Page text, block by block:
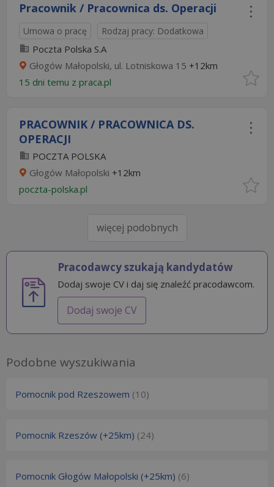
Pracownik / Pracownica ds. Operacji
Umowa o pracę Rodzaj pracy: Dodatkowa
Poczta Polska S.A
Głogów Małopolski, ul. Lotniskowa 15 +12km
15 dni temu z praca.pl
PRACOWNIK / PRACOWNICA DS.
OPERACJI
POCZTA POLSKA
Głogów Małopolski +12km
poczta-polska.pl
więcej podobnych
Pracodawcy szukają kandydatów
Dodaj swoje CV i daj się znaleźć pracodawcom.
Dodaj swoje CV
Podobne wyszukiwania
Pomocnik pod Rzeszowem (10)
Pomocnik Rzeszów (+25km) (24)
Pomocnik Głogów Małopolski (+25km) (6)